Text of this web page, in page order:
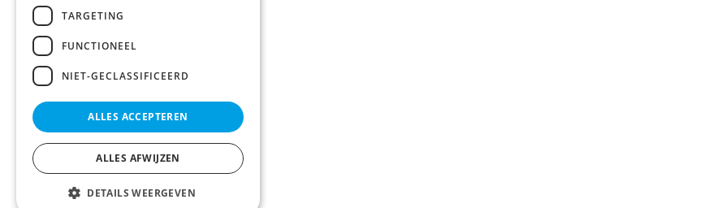
TARGETING
FUNCTIONEEL
NIET-GECLASSIFICEERD
ALLES ACCEPTEREN
ALLES AFWIJZEN
DETAILS WEERGEVEN